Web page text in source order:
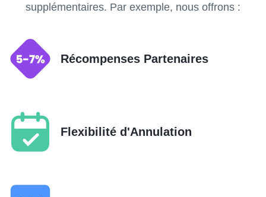
supplémentaires. Par exemple, nous offrons :
Récompenses Partenaires
Flexibilité d'Annulation